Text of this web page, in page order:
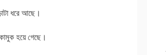
ধরে আছে।
হয়ে গেছে।